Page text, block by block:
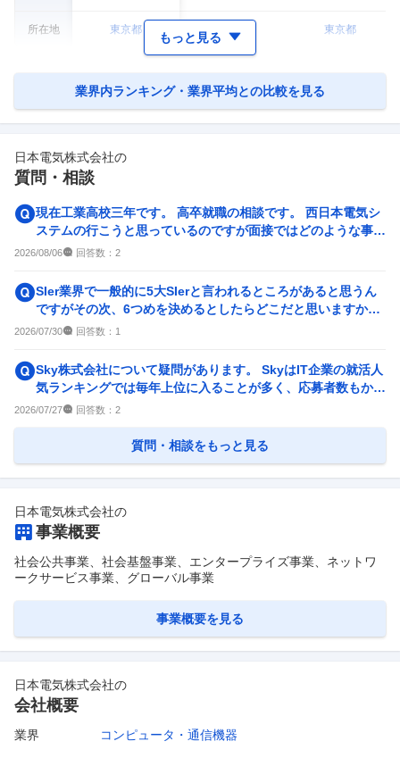
所在地 東京都 東京都 東京都
もっと見る
業界内ランキング・業界平均との比較を見る
日本電気株式会社の
質問・相談
現在工業高校三年です。 高卒就職の相談です。 西日本電気シ
ステムの行こうと思っているのですが面接ではどのような事が
聞かれるのでしょうか？
2026/08/06 回答数： 2
SIer業界で一般的に5大SIerと言われるところがあると思うん
ですがその次、6つめを決めるとしたらどこだと思いますか？
ちなみに五大...
2026/07/30 回答数： 1
Sky株式会社について疑問があります。 SkyはIT企業の就活人
気ランキングでは毎年上位に入ることが多く、応募者数もかな
り多いと聞き...
2026/07/27 回答数： 2
質問・相談をもっと見る
日本電気株式会社の
事業概要
社会公共事業、社会基盤事業、エンタープライズ事業、ネットワ
ークサービス事業、グローバル事業
事業概要を見る
日本電気株式会社の
会社概要
業界 コンピュータ・通信機器